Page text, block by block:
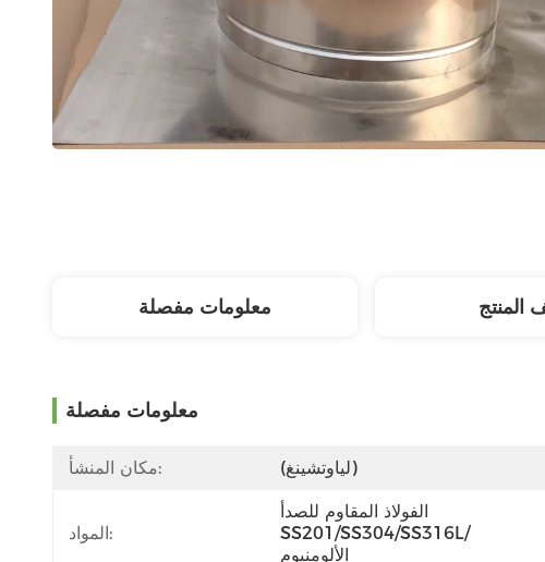
معلومات مفصلة المنتج
معلومات مفصلة
مكان المنشأ: (لياوتشينغ)
المواد:
الفولاذ المقاوم للصدأ
SS201/SS304/SS316L/
الألومنيوم